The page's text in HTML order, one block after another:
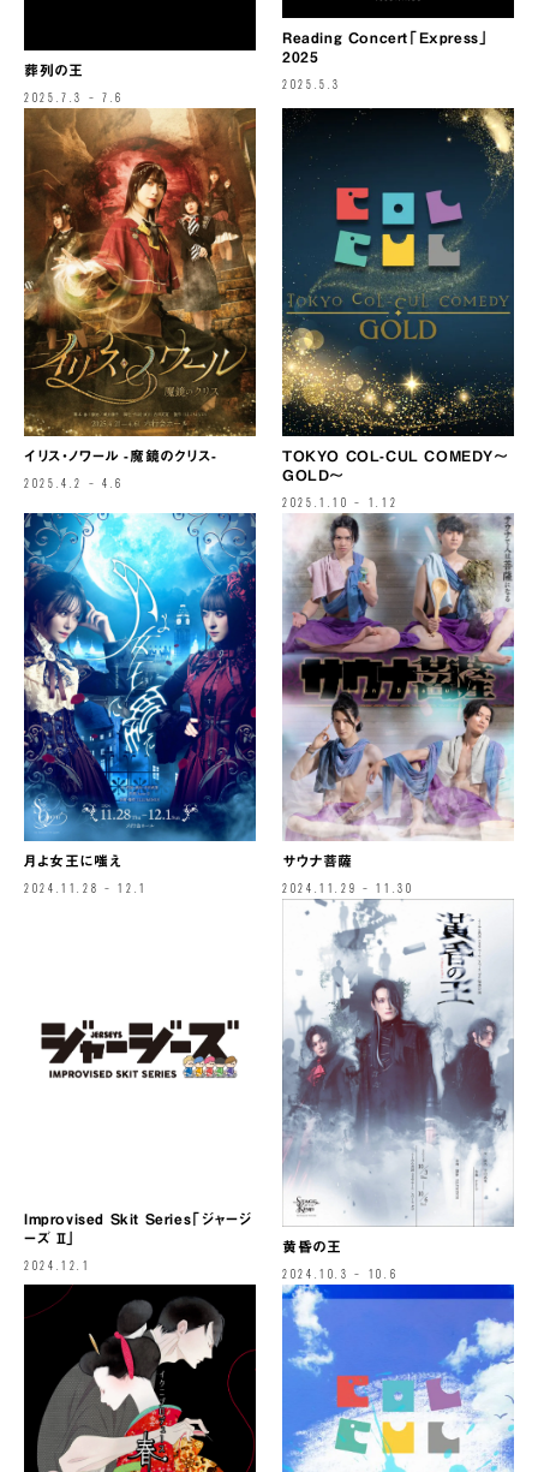
葬列の王
2025.7.3 – 7.6
Reading Concert「Express」
2025
2025.5.3
イリス・ノワール -魔鏡のクリス-
2025.4.2 – 4.6
TOKYO COL-CUL COMEDY〜
GOLD〜
2025.1.10 – 1.12
月よ女王に嗤え
2024.11.28 – 12.1
サウナ菩薩
2024.11.29 – 11.30
Improvised Skit Series「ジャージ
ーズ Ⅱ」
2024.12.1
黄昏の王
2024.10.3 – 10.6